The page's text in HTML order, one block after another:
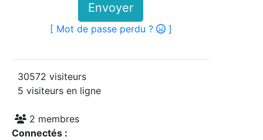
Envoyer
[ Mot de passe perdu ? ]
30572 visiteurs
5 visiteurs en ligne
2 membres
Connectés :